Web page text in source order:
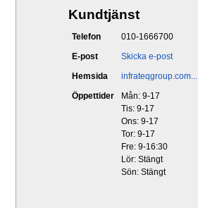
Kundtjänst
Telefon
010-1666700
E-post
Skicka e-post
Hemsida
infrateqgroup.com...
Öppettider
Mån: 9-17
Tis: 9-17
Ons: 9-17
Tor: 9-17
Fre: 9-16:30
Lör: Stängt
Sön: Stängt